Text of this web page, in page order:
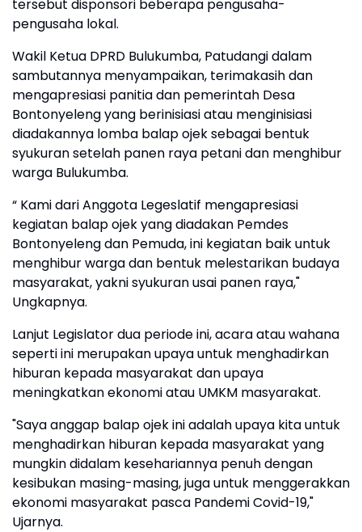
tersebut disponsori beberapa pengusaha-
pengusaha lokal.
Wakil Ketua DPRD Bulukumba, Patudangi dalam
sambutannya menyampaikan, terimakasih dan
mengapresiasi panitia dan pemerintah Desa
Bontonyeleng yang berinisiasi atau menginisiasi
diadakannya lomba balap ojek sebagai bentuk
syukuran setelah panen raya petani dan menghibur
warga Bulukumba.
“ Kami dari Anggota Legeslatif mengapresiasi
kegiatan balap ojek yang diadakan Pemdes
Bontonyeleng dan Pemuda, ini kegiatan baik untuk
menghibur warga dan bentuk melestarikan budaya
masyarakat, yakni syukuran usai panen raya,"
Ungkapnya.
Lanjut Legislator dua periode ini, acara atau wahana
seperti ini merupakan upaya untuk menghadirkan
hiburan kepada masyarakat dan upaya
meningkatkan ekonomi atau UMKM masyarakat.
"Saya anggap balap ojek ini adalah upaya kita untuk
menghadirkan hiburan kepada masyarakat yang
mungkin didalam kesehariannya penuh dengan
kesibukan masing-masing, juga untuk menggerakkan
ekonomi masyarakat pasca Pandemi Covid-19,"
Ujarnya.